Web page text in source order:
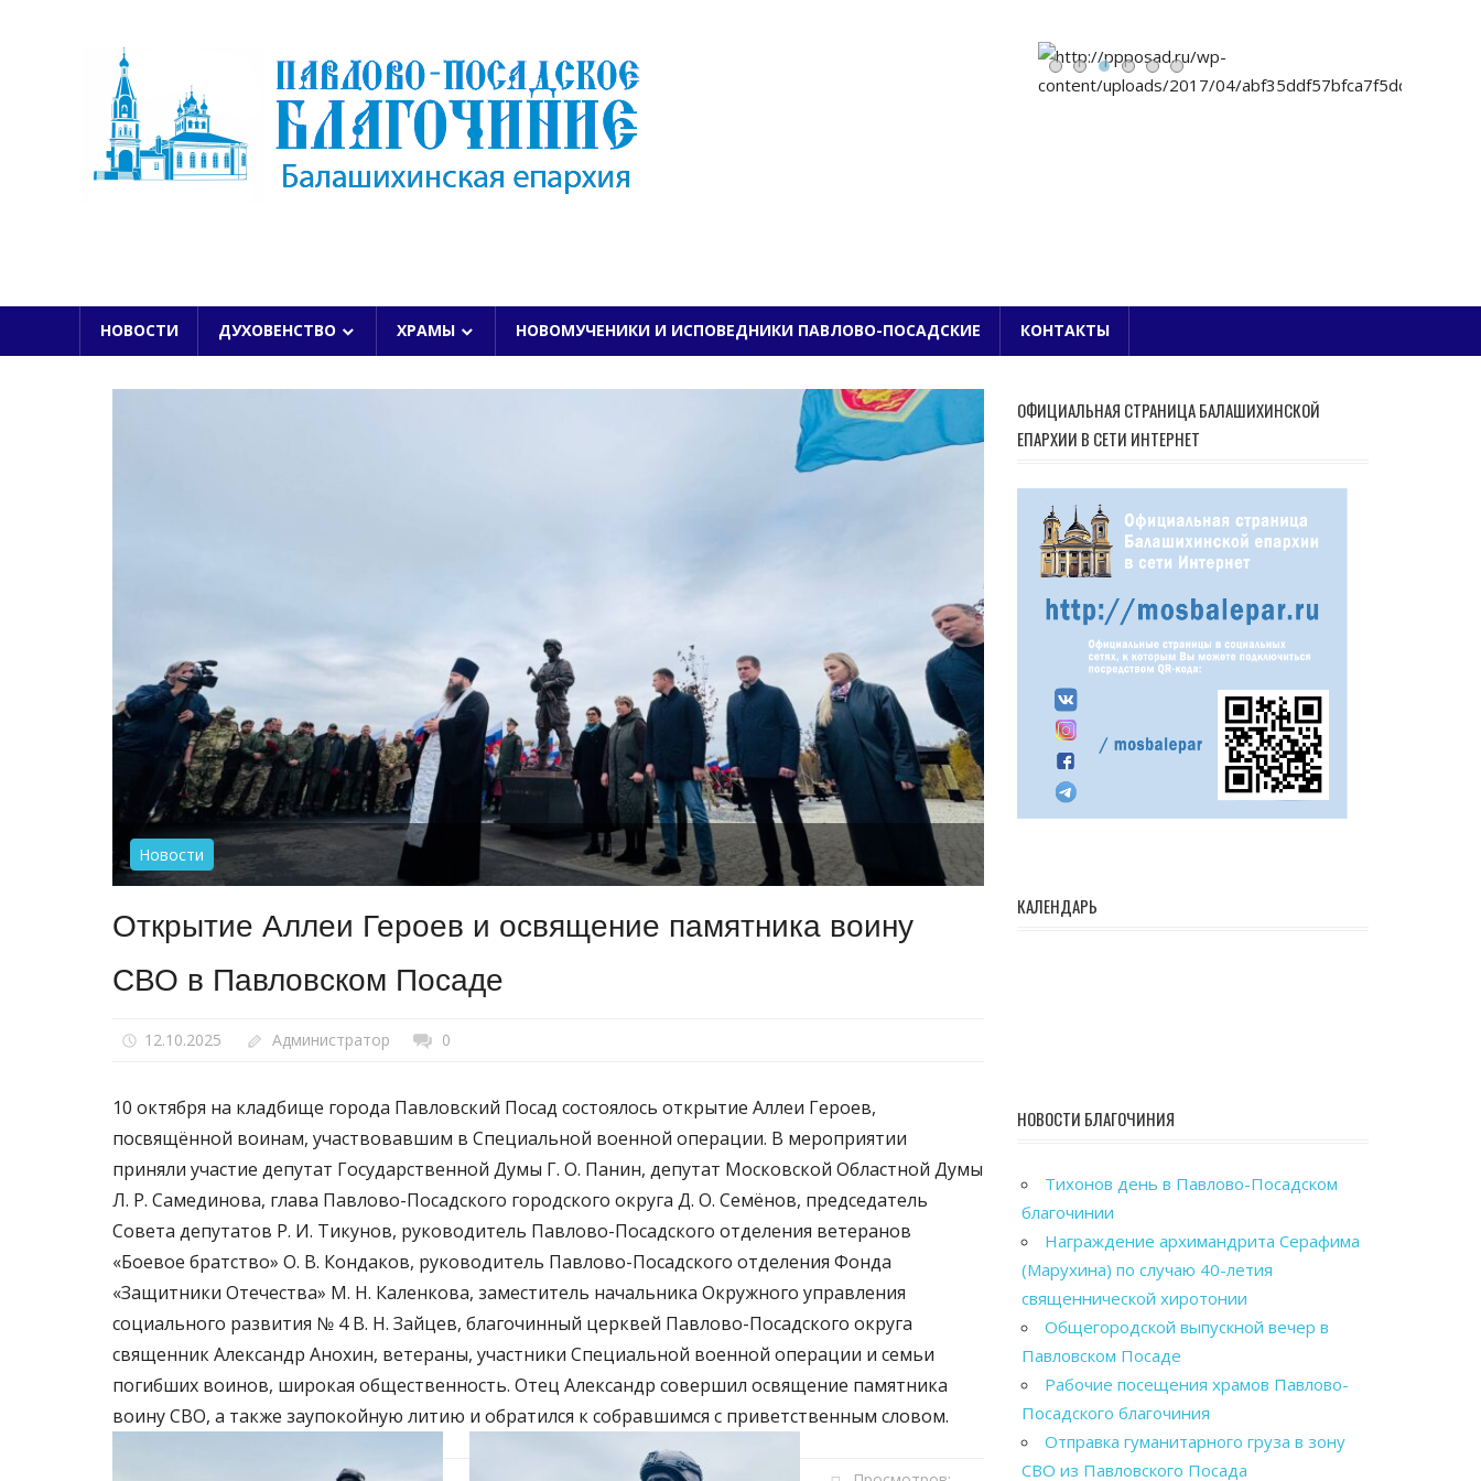
ПАВЛОВО-ПОСАДСКОЕ БЛАГОЧИНИЕ
НОВОСТИ ДУХОВЕНСТВО ХРАМЫ НОВОМУЧЕНИКИ И ИСПОВЕДНИКИ ПАВЛОВО-ПОСАДСКИЕ КОНТАКТЫ
Новости
Открытие Аллеи Героев и освящение памятника воину
СВО в Павловском Посаде
12.10.2025 Администратор 0
10 октября на кладбище города Павловский Посад состоялось открытие Аллеи Героев,
посвящённой воинам, участвовавшим в Специальной военной операции. В мероприятии
приняли участие депутат Государственной Думы Г. О. Панин, депутат Московской Областной Думы
Л. Р. Самединова, глава Павлово-Посадского городского округа Д. О. Семёнов, председатель
Совета депутатов Р. И. Тикунов, руководитель Павлово-Посадского отделения ветеранов
«Боевое братство» О. В. Кондаков, руководитель Павлово-Посадского отделения Фонда
«Защитники Отечества» М. Н. Каленкова, заместитель начальника Окружного управления
социального развития № 4 В. Н. Зайцев, благочинный церквей Павлово-Посадского округа
священник Александр Анохин, ветераны, участники Специальной военной операции и семьи
погибших воинов, широкая общественность. Отец Александр совершил освящение памятника
воину СВО, а также заупокойную литию и обратился к собравшимся с приветственным словом.
ОФИЦИАЛЬНАЯ СТРАНИЦА БАЛАШИХИНСКОЙ
ЕПАРХИИ В СЕТИ ИНТЕРНЕТ
КАЛЕНДАРЬ
НОВОСТИ БЛАГОЧИНИЯ
Тихонов день в Павлово-Посадском
благочинии
Награждение архимандрита Серафима
(Марухина) по случаю 40-летия
священнической хиротонии
Общегородской выпускной вечер в
Павловском Посаде
Рабочие посещения храмов Павлово-
Посадского благочиния
Отправка гуманитарного груза в зону
СВО из Павловского Посада